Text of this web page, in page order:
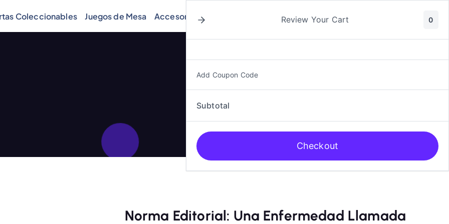
Coleccionables Juegos de Mesa Accesorios Rol
Norma Editorial: Una Enfermedad Llamada
Review Your Cart 0
Add Coupon Code
Subtotal
Checkout